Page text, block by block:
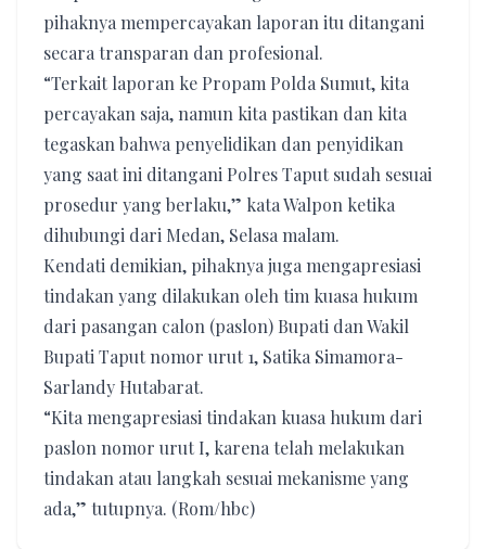
pihaknya mempercayakan laporan itu ditangani
secara transparan dan profesional.
“Terkait laporan ke Propam Polda Sumut, kita
percayakan saja, namun kita pastikan dan kita
tegaskan bahwa penyelidikan dan penyidikan
yang saat ini ditangani Polres Taput sudah sesuai
prosedur yang berlaku,” kata Walpon ketika
dihubungi dari Medan, Selasa malam.
Kendati demikian, pihaknya juga mengapresiasi
tindakan yang dilakukan oleh tim kuasa hukum
dari pasangan calon (paslon) Bupati dan Wakil
Bupati Taput nomor urut 1, Satika Simamora-
Sarlandy Hutabarat.
“Kita mengapresiasi tindakan kuasa hukum dari
paslon nomor urut I, karena telah melakukan
tindakan atau langkah sesuai mekanisme yang
ada,” tutupnya. (Rom/hbc)